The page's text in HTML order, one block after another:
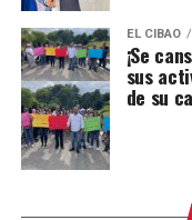
EL CIBAO
¡Se
sus
de su